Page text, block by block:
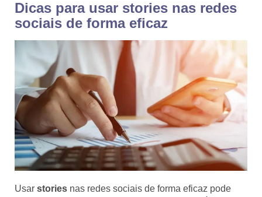
Dicas para usar stories nas redes
sociais de forma eficaz
Usar stories nas redes sociais de forma eficaz pode